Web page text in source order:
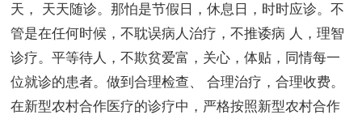
天， 天天随诊。那怕是节假日，休息日，时时应诊。不
管是在任何时候，不耽误病人治疗，不推诿病 人，理智
诊疗。平等待人，不欺贫爱富，关心，体贴，同情每一
位就诊的患者。做到合理检查、 合理治疗，合理收费。
在新型农村合作医疗的诊疗中，严格按照新型农村合作